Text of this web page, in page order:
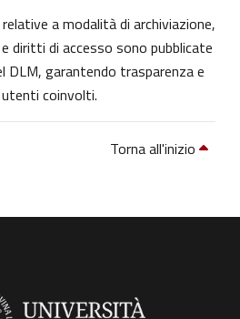
a modalità di archiviazione,
diritti di accesso sono pubblicate
DLM, garantendo trasparenza e
coinvolti.
Torna all'inizio